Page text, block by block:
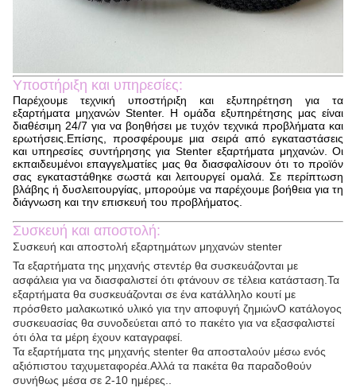
Υποστήριξη και υπηρεσίες:
Παρέχουμε τεχνική υποστήριξη και εξυπηρέτηση για τα
εξαρτήματα μηχανών Stenter. Η ομάδα εξυπηρέτησης μας είναι
διαθέσιμη 24/7 για να βοηθήσει με τυχόν τεχνικά προβλήματα και
ερωτήσεις.Επίσης, προσφέρουμε μια σειρά από εγκαταστάσεις
και υπηρεσίες συντήρησης για Stenter εξαρτήματα μηχανών. Οι
εκπαιδευμένοι επαγγελματίες μας θα διασφαλίσουν ότι το προϊόν
σας εγκαταστάθηκε σωστά και λειτουργεί ομαλά. Σε περίπτωση
βλάβης ή δυσλειτουργίας, μπορούμε να παρέχουμε βοήθεια για τη
διάγνωση και την επισκευή του προβλήματος.
Συσκευή και αποστολή:
Συσκευή και αποστολή εξαρτημάτων μηχανών stenter
Τα εξαρτήματα της μηχανής στεντέρ θα συσκευάζονται με
ασφάλεια για να διασφαλιστεί ότι φτάνουν σε τέλεια κατάσταση.Τα
εξαρτήματα θα συσκευάζονται σε ένα κατάλληλο κουτί με
πρόσθετο μαλακωτικό υλικό για την αποφυγή ζημιώνΟ κατάλογος
συσκευασίας θα συνοδεύεται από το πακέτο για να εξασφαλιστεί
ότι όλα τα μέρη έχουν καταγραφεί.
Τα εξαρτήματα της μηχανής stenter θα αποσταλούν μέσω ενός
αξιόπιστου ταχυμεταφορέα.Αλλά τα πακέτα θα παραδοθούν
συνήθως μέσα σε 2-10 ημέρες..